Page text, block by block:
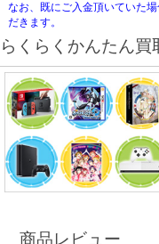
なお、既にご入金頂いていた
だきます。
らくらくかんたん買
商品レビュー